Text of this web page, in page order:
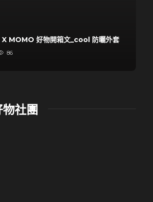
MOMO 好物開箱文_cool 防曬外套
86
社團